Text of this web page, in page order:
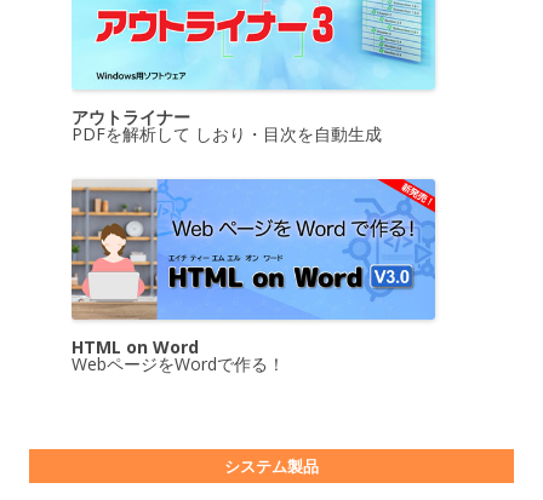
アウトライナー
PDFを解析して しおり・目次を自動生成
HTML on Word
WebページをWordで作る！
システム製品